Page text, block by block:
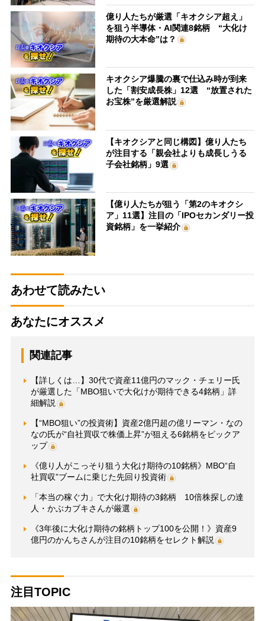
億り人たちが厳選「キオクシア超え」
を狙う半導体・AI関連8銘柄 “大化け
期待の大本命”は？
キオクシア爆騰の裏で仕込み時が到来
した「割安成長株」12選 “放置された
お宝株”を厳選解説
【キオクシアと同じ構図】億り人たち
が注目する「親会社よりも成長しうる
子会社銘柄」9選
【億り人たちが狙う「第2のキオクシ
ア」11選】注目の「IPOセカンダリー投
資銘柄」を一挙紹介
あわせて読みたい
あなたにオススメ
関連記事
【詳しくは…】30代で資産11億円のマック・チェリー氏
が厳選した「MBO狙いで大化けが期待できる4銘柄」詳
細解説
【“MBO狙い”の投資術】資産2億円超の億リーマン・なの
なの氏が“自社買収で株価上昇”が狙える6銘柄をピックア
ップ
《億り人がこっそり狙う大化け期待の10銘柄》MBO“自
社買収”ブームに乗じた先回り投資術
「本当の稼ぐ力」で大化け期待の3銘柄 10倍株探しの達
人・かぶカブキさんが厳選
《3年後に大化け期待の銘柄トップ100を公開！》資産9
億円のかんちさんが注目の10銘柄をセレクト解説
注目TOPIC